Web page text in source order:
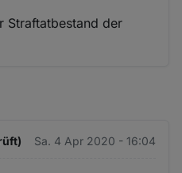
Straftatbestand der
Sa. 4 Apr 2020 - 16:04